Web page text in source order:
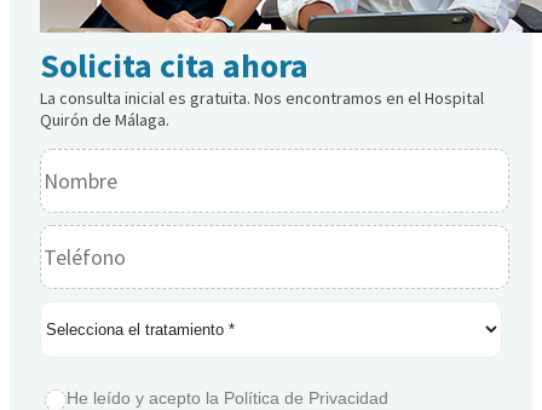
Solicita cita ahora
La consulta inicial es gratuita. Nos encontramos en el Hospital
Quirón de Málaga.
He leído y acepto la Política de Privacidad